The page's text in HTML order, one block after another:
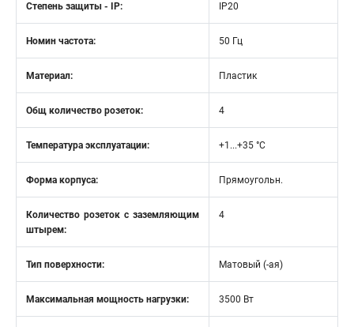
Степень защиты - IP: IP20
Номин частота: 50 Гц
Материал: Пластик
Общ количество розеток: 4
Температура эксплуатации: +1...+35 °C
Форма корпуса: Прямоугольн.
Количество розеток с заземляющим
штырем:
4
Тип поверхности: Матовый (-ая)
Максимальная мощность нагрузки: 3500 Вт